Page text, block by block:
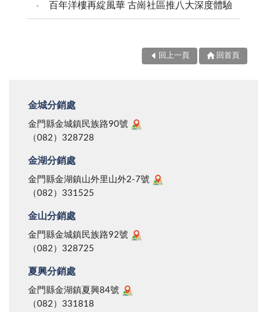
百年洋樓再綻風華 古崗社區推八大深度體驗
回上一頁 回首頁
金城分銷處
金門縣金城鎮民族路90號
（082）328728
金湖分銷處
金門縣金湖鎮山外里山外2-7號
（082）331525
金山分銷處
金門縣金城鎮民族路92號
（082）328725
夏興分銷處
金門縣金湖鎮夏興84號
（082）331818